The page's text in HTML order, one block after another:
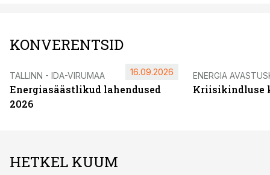
KONVERENTSID
TALLINN - IDA-VIRUMAA
Energiasäästlikud lahendused
2026
16.09.2026 ENERGIA
Kriisikindluse
HETKEL KUUM